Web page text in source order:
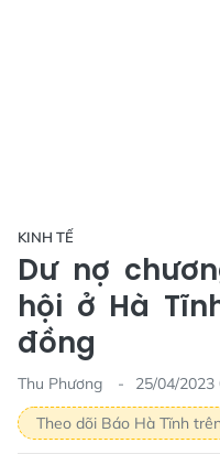
KINH TẾ
Dư nợ
hội ở Hà
đồng
Thu Phương
25/04/2023
Theo dõi Báo Hà Tĩnh trên